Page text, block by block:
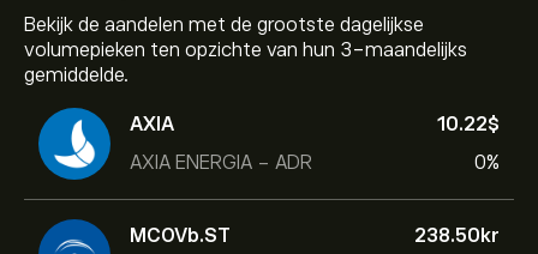
Bekijk de aandelen met de grootste dagelijkse
volumepieken ten opzichte van hun 3-maandelijks
gemiddelde.
AXIA
AXIA ENERGIA - ADR
10.22‎$‎
0%
MCOVb.ST
238.50‎kr‎